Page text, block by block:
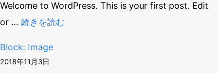
Welcome to WordPress. This is your first post. Edit
or … 続きを読む
Block: Image
2018年11月3日